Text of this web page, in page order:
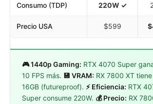
Consumo (TDP) 220W ✓
Precio USA $599
🎮 1440p Gaming: RTX 4070 Super
10 FPS más. 💾 VRAM: RX 7800 XT tiene
16GB (futureproof). ⚡ Eficiencia: RTX
Super consume 220W. 💰 Precio: RX